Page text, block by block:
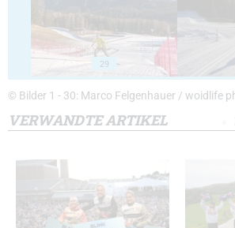
29
© Bilder 1 - 30: Marco Felgenhauer / woidlife
VERWANDTE ARTIKEL